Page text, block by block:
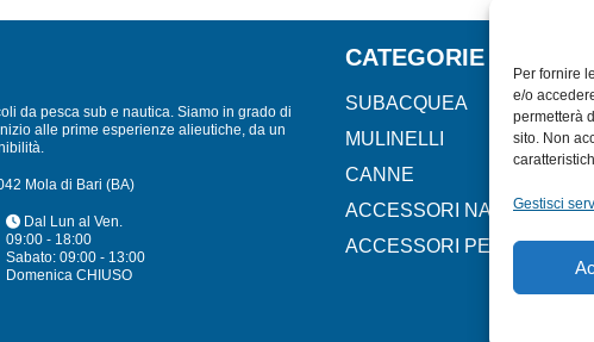
Per fornire
e/o
permetterà
sito. Non
Gestisci
da pesca sub e nautica. Siamo in grado di
alle prime esperienze alieutiche, da un
Mola di Bari (BA)
Dal Lun al Ven.
09:00 - 18:00
Sabato: 09:00 - 13:00
Domenica CHIUSO
CATEGORIE
SUBACQUEA
MULINELLI
CANNE
ACCESSORI NAUTICI
ACCESSORI PESCA